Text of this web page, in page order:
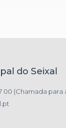
do Seixal
00 (Chamada para